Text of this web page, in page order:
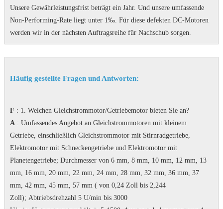
Unsere Gewährleistungsfrist beträgt ein Jahr. Und unsere umfassende
Non-Performing-Rate liegt unter 1‰. Für diese defekten DC-Motoren
werden wir in der nächsten Auftragsreihe für Nachschub sorgen.
Häufig gestellte Fragen und Antworten:
F : 1. Welchen Gleichstrommotor/Getriebemotor bieten Sie an?
A: Umfassendes Angebot an Gleichstrommotoren mit kleinem
Getriebe, einschließlich Gleichstrommotor mit Stirnradgetriebe,
Elektromotor mit Schneckengetriebe und Elektromotor mit
Planetengetriebe; Durchmesser von 6 mm, 8 mm, 10 mm, 12 mm, 13
mm, 16 mm, 20 mm, 22 mm, 24 mm, 28 mm, 32 mm, 36 mm, 37
mm, 42 mm, 45 mm, 57 mm ( von 0,24 Zoll bis 2,244
Zoll); Abtriebsdrehzahl 5 U/min bis 3000